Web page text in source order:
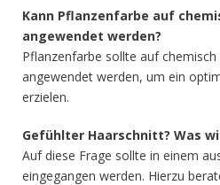
Kann Pflanzenfarbe auf
angewendet werden?
Pflanzenfarbe sollte auf
angewendet werden, um ein
erzielen.
Gefühlter Haarschnitt? Was
Auf diese Frage sollte in einem
eingegangen werden. Hierzu